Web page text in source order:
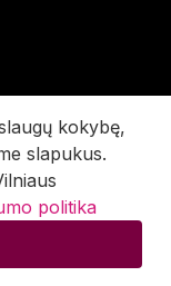
kokybę,
slapukus.
politika